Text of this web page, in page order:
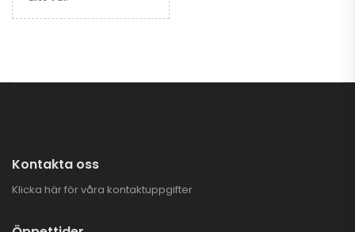
Kontakta oss
Klicka här för våra kontaktuppgifter